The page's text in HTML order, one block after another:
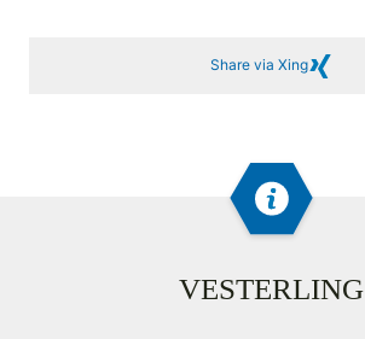
Share via Xing
VESTERLING